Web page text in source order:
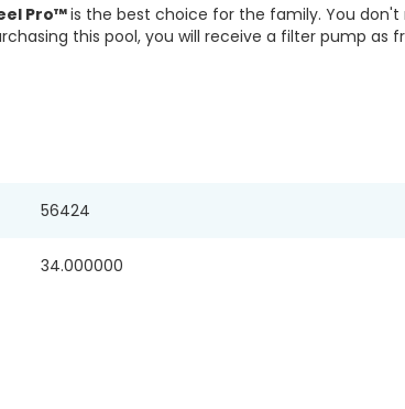
Pro™is the best choice for the family. You
this pool, you will receive a filter pump
56424
34.000000